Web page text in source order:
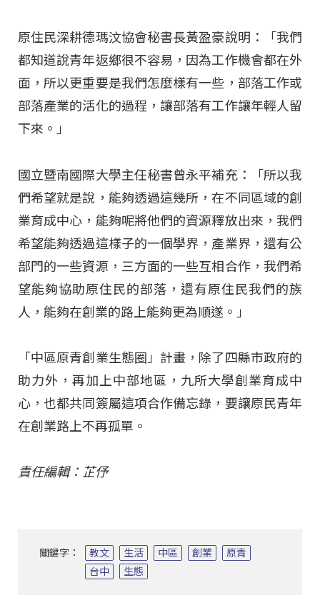
原住民深耕德瑪汶協會秘書長黃盈豪說明：「我們
都知道說青年返鄉很不容易，因為工作機會都在外
面，所以更重要是我們怎麼樣有一些，部落工作或
部落產業的活化的過程，讓部落有工作讓年輕人留
下來。」
國立暨南國際大學主任秘書曾永平補充：「所以我
們希望就是說，能夠透過這幾所，在不同區域的創
業育成中心，能夠呢將他們的資源釋放出來，我們
希望能夠透過這樣子的一個學界，產業界，還有公
部門的一些資源，三方面的一些互相合作，我們希
望能夠協助原住民的部落，還有原住民我們的族
人，能夠在創業的路上能夠更為順遂。」
「中區原青創業生態圈」計畫，除了四縣市政府的
助力外，再加上中部地區，九所大學創業育成中
心，也都共同簽屬這項合作備忘錄，要讓原民青年
在創業路上不再孤單。
責任編輯：芷伃
關鍵字： 教文 生活 中區 創業
原青
台中
生態